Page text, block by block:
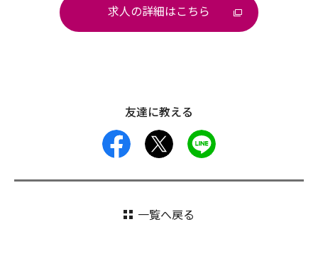
求人の詳細はこちら
友達に教える
facebook
一覧へ戻る